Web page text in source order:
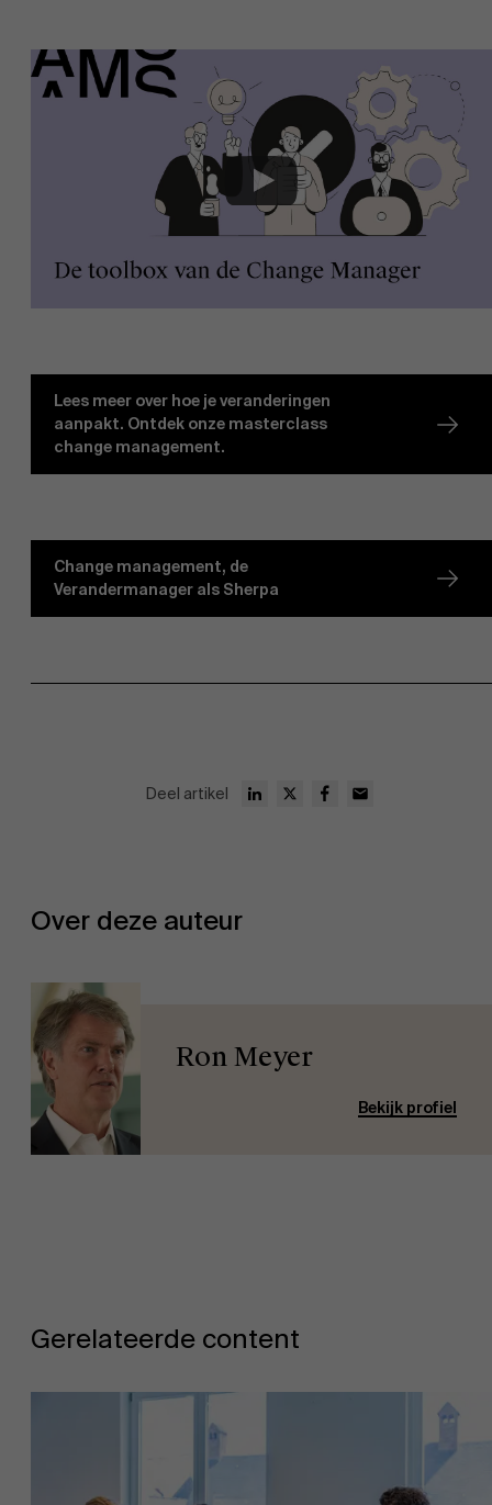
Lees meer over hoe je veranderingen
aanpakt. Ontdek onze masterclass
change management.
Change management, de
Verandermanager als Sherpa
Deel artikel
Over deze auteur
Ron Meyer
Bekijk profiel
Gerelateerde content